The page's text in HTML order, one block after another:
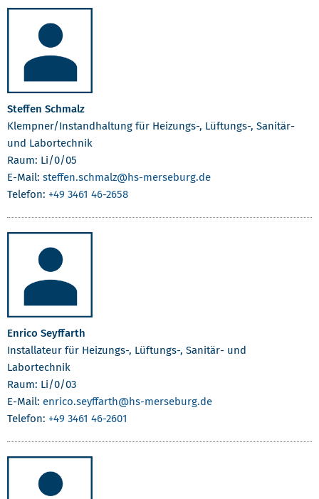
Steffen Schmalz
Klempner/Instandhaltung für Heizungs-, Lüftungs-, Sanitär-
und Labortechnik
Raum: Li/0/05
E-Mail: steffen.schmalz@hs-merseburg.de
Telefon: +49 3461 46-2658
Enrico Seyffarth
Installateur für Heizungs-, Lüftungs-, Sanitär- und
Labortechnik
Raum: Li/0/03
E-Mail: enrico.seyffarth@hs-merseburg.de
Telefon: +49 3461 46-2601